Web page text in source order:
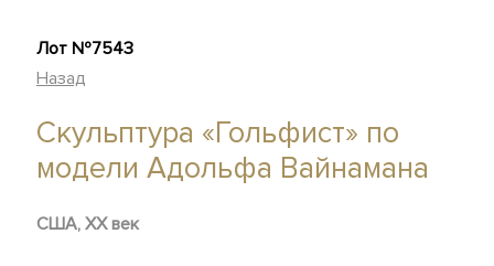
Лот №7543
Назад
Скульптура «Гольфист» по
модели Адольфа Вайнамана
США, XX век